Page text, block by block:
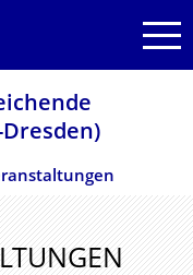
Dresden)